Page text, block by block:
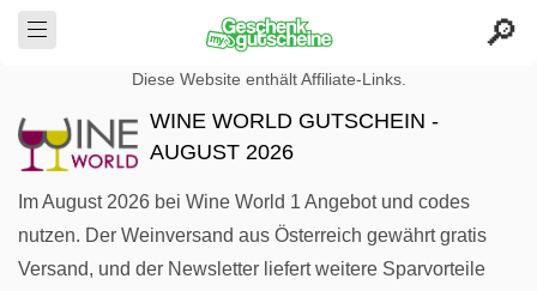
Diese Website enthält Affiliate-Links.
WINE WORLD GUTSCHEIN -
AUGUST 2026
Im August 2026 bei Wine World 1 Angebot und codes
nutzen. Der Weinversand aus Österreich gewährt gratis
Versand, und der Newsletter liefert weitere Sparvorteile